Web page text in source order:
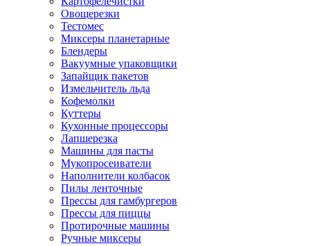
Овощерезки
Тестомес
Миксеры планетарные
Блендеры
Вакуумные упаковщики
Запайщик пакетов
Измельчитель льда
Кофемолки
Куттеры
Кухонные процессоры
Лапшерезка
Машины для пасты
Мукопросеиватели
Наполнители колбасок
Пилы ленточные
Прессы для гамбургеров
Прессы для пиццы
Протирочные машины
Ручные миксеры